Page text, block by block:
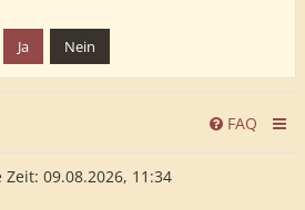
FAQ
09.08.2026, 11:34